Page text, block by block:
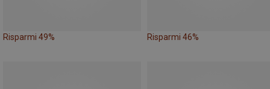
Risparmi 49% Risparmi 46%